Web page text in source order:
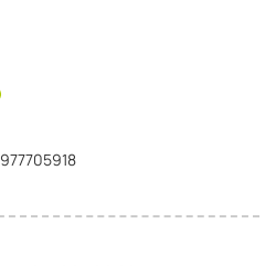
977705918